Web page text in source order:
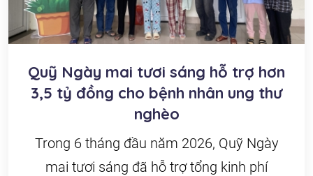
Quỹ Ngày mai tươi sáng hỗ trợ hơn
3,5 tỷ đồng cho bệnh nhân ung thư
nghèo
Trong 6 tháng đầu năm 2026, Quỹ Ngày
mai tươi sáng đã hỗ trợ tổng kinh phí